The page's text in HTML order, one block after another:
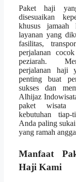
Paket haji
disesuaikan
khusus
layanan yang
fasilitas,
perjalanan
peziarah.
perjalanan haji
penting buat
sukses dan
Alhijaz
paket wisata
kebutuhan
Anda paling
yang ramah
Manfaat
Haji Kami